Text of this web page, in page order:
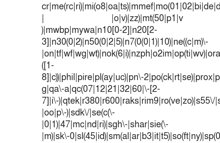
| |o|v)|zz)|mt(50|p1|v
)|mwbp|mywa|n10[0-2]|n20[2-
3]|n30(0|2)|n50(0|2|5)|n7(0(0|1)|10)|ne((c|m)\-
([1-
8]|c))|phil|pire|pl(ay|uc)|pn\-
g|qa\-a|qc(07|12|21|32|60|\-[2-
7]|i\-)|qtek|r380|r600|raks|rim9|ro(ve|zo)|s55\/
|oo|p\-)|sdk\/|se(c(\-
|0|1)|47|mc|nd|ri)|sgh\-|shar|sie(\-
|m)|sk\-